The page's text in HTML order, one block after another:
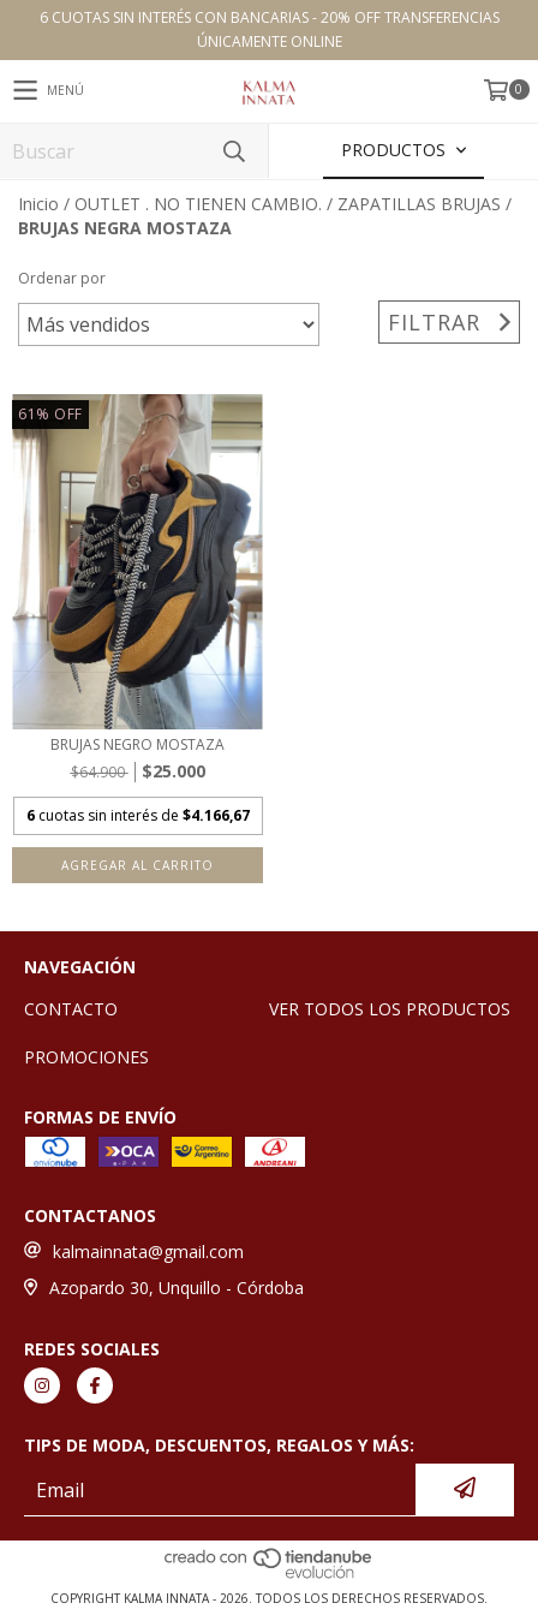
6 CUOTAS SIN INTERÉS CON BANCARIAS - 20% OFF TRANSFERENCIAS
ÚNICAMENTE ONLINE
MENÚ 0
PRODUCTOS
Inicio / OUTLET . NO TIENEN CAMBIO. / ZAPATILLAS BRUJAS /
BRUJAS NEGRA MOSTAZA
Ordenar por
FILTRAR
61 % OFF
BRUJAS NEGRO MOSTAZA
$64.900
$25.000
6 cuotas sin interés de $4.166,67
AGREGAR AL CARRITO
NAVEGACIÓN
CONTACTO
VER TODOS LOS PRODUCTOS
PROMOCIONES
FORMAS DE ENVÍO
CONTACTANOS
kalmainnata@gmail.com
Azopardo 30, Unquillo - Córdoba
REDES SOCIALES
TIPS DE MODA, DESCUENTOS, REGALOS Y MÁS:
COPYRIGHT KALMA INNATA - 2026. TODOS LOS DERECHOS RESERVADOS.